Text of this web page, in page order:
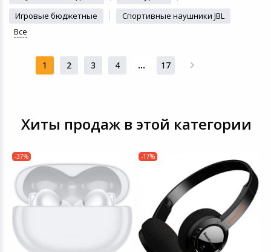
Игровые бюджетные
Спортивные наушники JBL
Все
1 2 3 4 ... 17
Хиты продаж в этой категории
-37% -17%